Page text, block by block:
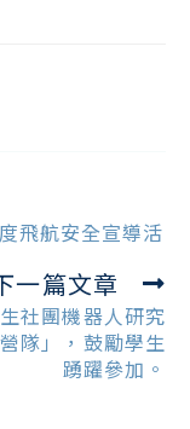
飛航安全宣導活
一篇文章
社團機器人研究
隊」，鼓勵學生
踴躍參加。